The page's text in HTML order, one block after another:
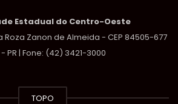
Estadual do Centro-Oeste
Roza Zanon de Almeida - CEP 84505-677
PR | Fone: (42) 3421-3000
TOPO